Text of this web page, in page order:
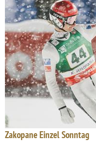
Zakopane Einzel Sonntag